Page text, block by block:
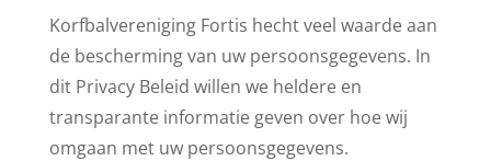
Korfbalvereniging Fortis hecht veel waarde aan
de bescherming van uw persoonsgegevens. In
dit Privacy Beleid willen we heldere en
transparante informatie geven over hoe wij
omgaan met uw persoonsgegevens.